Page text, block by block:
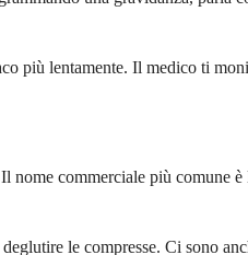
più lentamente. Il medico ti
commerciale più comune
le compresse. Ci sono